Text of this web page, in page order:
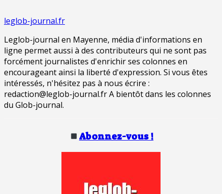
leglob-journal.fr
Leglob-journal en Mayenne, média d'informations en
ligne permet aussi à des contributeurs qui ne sont pas
forcément journalistes d'enrichir ses colonnes en
encourageant ainsi la liberté d'expression. Si vous êtes
intéressés, n'hésitez pas à nous écrire :
redaction@leglob-journal.fr A bientôt dans les colonnes
du Glob-journal.
Abonnez-vous !